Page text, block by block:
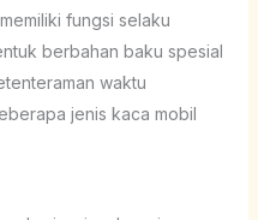
fungsi selaku
berbahan baku spesial
waktu
jenis kaca mobil